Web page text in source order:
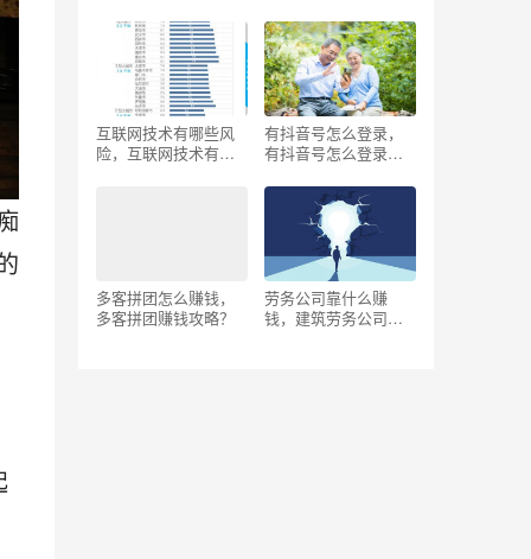
职的差别？
淘宝？
互联网技术有哪些风
险，互联网技术有哪
有抖音号怎么登录，
有抖音号怎么登录抖
多客拼团怎么赚钱，
多客拼团赚钱攻略？
劳务公司靠什么赚
钱，建筑劳务公司靠